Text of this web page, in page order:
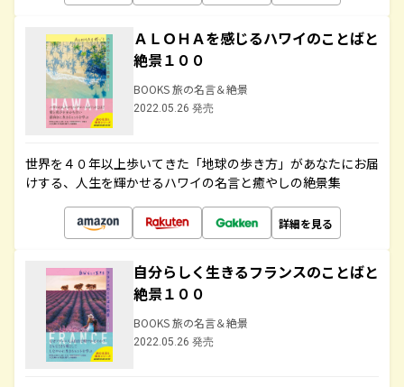
ＡＬＯＨＡを感じるハワイのことばと
絶景１００
BOOKS 旅の名言＆絶景
2022.05.26 発売
世界を４０年以上歩いてきた「地球の歩き方」があなたにお届
けする、人生を輝かせるハワイの名言と癒やしの絶景集
詳細を見る
自分らしく生きるフランスのことばと
絶景１００
BOOKS 旅の名言＆絶景
2022.05.26 発売